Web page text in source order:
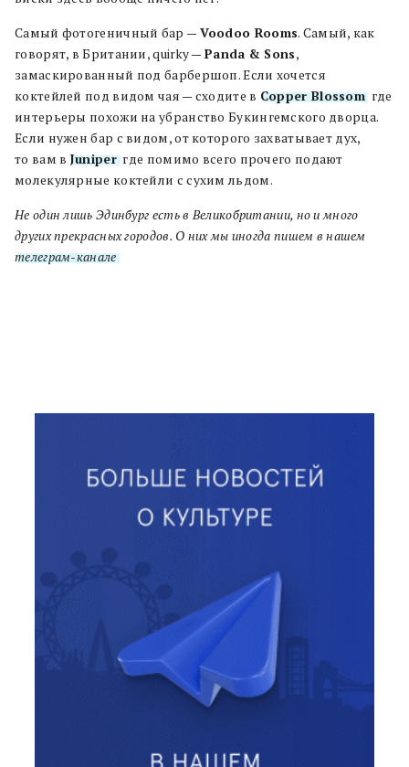
Самый фотогеничный бар —Voodoo Rooms. Самый, как
говорят, в Британии, quirky —Panda & Sons,
замаскированный под барбершоп. Если хочется
коктейлей под видом чая — сходите в Copper Blossom, где
интерьеры похожи на убранство Букингемского дворца.
Если нужен бар с видом, от которого захватывает дух,
то вам в Juniper, где помимо всего прочего подают
молекулярные коктейли с сухим льдом.
Не один лишь Эдинбург есть в Великобритании, но и много
других прекрасных городов. О них мы иногда пишем в нашем
телеграм-канале.